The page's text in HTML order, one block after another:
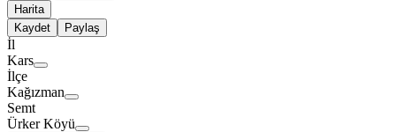
Harita
Kaydet
Paylaş
İl
Kars
İlçe
Kağızman
Semt
Ürker Köyü